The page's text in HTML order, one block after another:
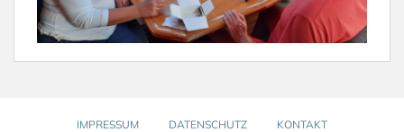
IMPRESSUM DATENSCHUTZ KONTAKT